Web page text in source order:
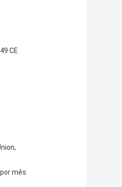
CE
mês